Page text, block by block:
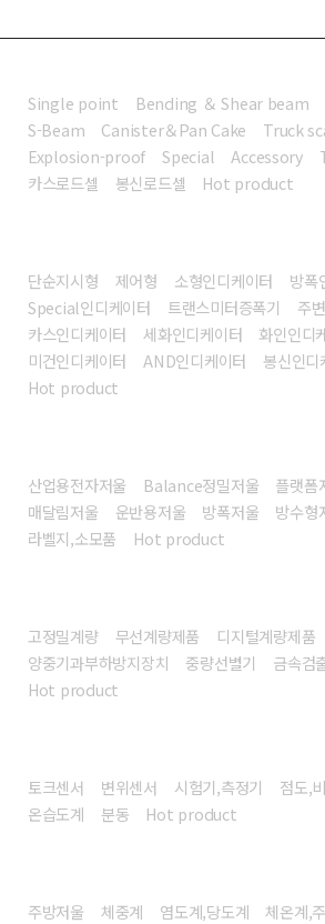
Single point Bending ＆ Shear beam
S-Beam
Canister＆Pan Cake
Truck
Explosion-proof
Special Accessory
카스로드셀
봉신로드셀 Hot product
단순지시형 제어형 소형인디케이터
방폭
Special인디케이터
트랜스미터증폭기
주
카스인디케이터
세화인디케이터
화인인디
미건인디케이터
AND인디케이터
봉신인디
Hot product
산업용전자저울 Balance정밀저울 플랫폼
매달림저울
운반용저울 방폭저울 방수형
라벨지,소모품
Hot product
고정밀계량 무선계량제품 디지털계량제품
양중기과부하방지장치
중량선별기
금속검
Hot product
토크센서 변위센서 시험기,측정기
점도,
온습도계
분동 Hot product
주방저울 체중계 염도계,당도계
체온계,